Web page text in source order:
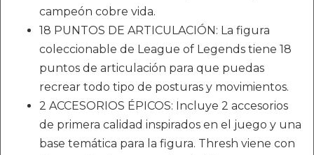
campeón cobre vida.
18 PUNTOS DE ARTICULACIÓN: La figura
coleccionable de League of Legends tiene 18
puntos de articulación para que puedas
recrear todo tipo de posturas y movimientos.
2 ACCESORIOS ÉPICOS: Incluye 2 accesorios
de primera calidad inspirados en el juego y una
base temática para la figura. Thresh viene con